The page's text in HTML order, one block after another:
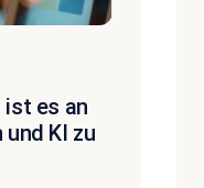
es an
KI zu